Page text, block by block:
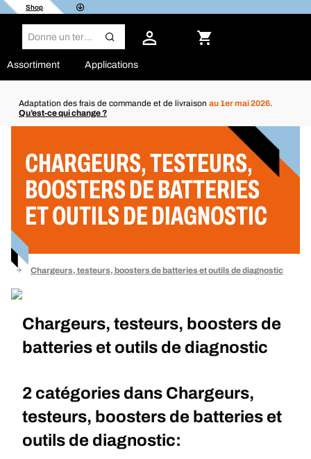
Shop
Assortiment Applications
Adaptation des frais de commande et de livraison au 1er mai 2026.
Qu’est-ce qui change ?
CHARGEURS, TESTEURS,
BOOSTERS DE BATTERIES
ET OUTILS DE DIAGNOSTIC
Chargeurs, testeurs, boosters de batteries et outils de diagnostic
Chargeurs, testeurs, boosters de
batteries et outils de diagnostic
2 catégories dans Chargeurs,
testeurs, boosters de batteries et
outils de diagnostic: